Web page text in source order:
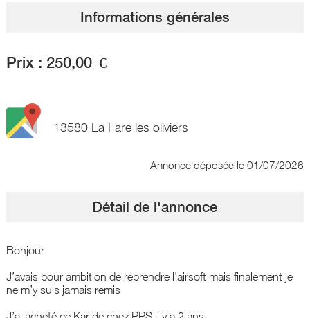
Informations générales
Prix : 250,00 €
13580 La Fare les oliviers
Annonce déposée le 01/07/2026
Détail de l'annonce
Bonjour
J’avais pour ambition de reprendre l’airsoft mais finalement je
ne m’y suis jamais remis